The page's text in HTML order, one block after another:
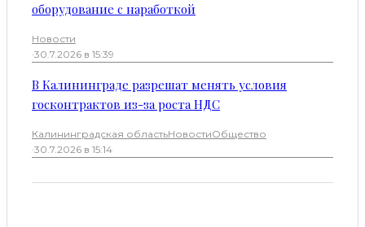
оборудование с наработкой
Новости
·30.7.2026 в 15:39
В Калининграде разрешат менять условия
госконтрактов из-за роста НДС
Калининградская областьНовостиОбщество
·30.7.2026 в 15:14